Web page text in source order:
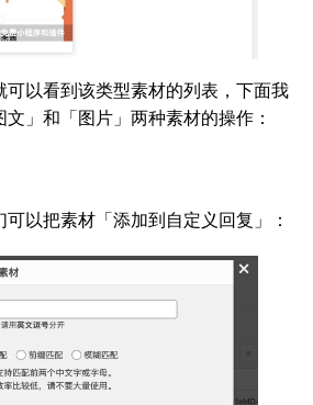
可以看到该类型素材的列表，下面我
」和「图片」两种素材的操作：
以把素材「添加到自定义回复」：